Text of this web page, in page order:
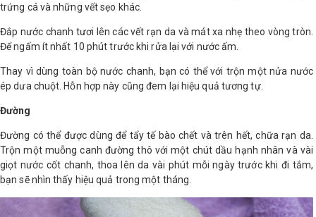
trứng cá và những vết sẹo khác.
Đắp nước chanh tươi lên các vết rạn da và mát xa nhẹ theo vòng tròn.
Để ngấm ít nhất 10 phút trước khi rửa lại với nước ấm.
Thay vì dùng toàn bộ nước chanh, bạn có thể với trộn một nửa nước
ép dưa chuột. Hỗn hợp này cũng đem lại hiệu quả tương tự.
Đường
Đường có thể được dùng để tẩy tế bào chết và trên hết, chữa rạn da.
Trộn một muỗng canh đường thô với một chút dầu hạnh nhân và vài
giọt nước cốt chanh, thoa lên da vài phút mỗi ngày trước khi đi tắm,
bạn sẽ nhìn thấy hiệu quả trong một tháng.